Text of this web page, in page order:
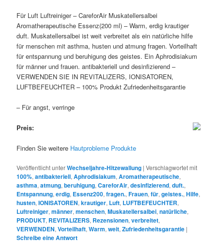
Für Luft Luftreiniger – CareforAir Muskatellersalbei
Aromatherapeutische Essenz(200 ml) – Warm, erdig krautiger
duft. Muskatellersalbei ist weit verbreitet als ein natürliche hilfe
für menschen mit asthma, husten und atmung fragen. Vorteilhaft
für entspannung und beruhigung des geistes. Ein Aphrodisiakum
für männer und frauen. antibakteriell und desinfizierend –
VERWENDEN SIE IN REVITALIZERS, IONISATOREN,
LUFTBEFEUCHTER – 100% Produkt Zufriedenheitsgarantie
– Für angst, verringe
Preis:
Finden Sie weitere Hautprobleme Produkte
Veröffentlicht unterWechseljahre-Hitzewallung |Verschlagwortet mit
100%,antibakteriell,Aphrodisiakum,Aromatherapeutische,
asthma,atmung,beruhigung,CareforAir,desinfizierend,duft.,
Entspannung,erdig, Essenz200,fragen.,Frauen,für,geistes.,Hilfe,
husten,IONISATOREN,krautiger, Luft, LUFTBEFEUCHTER,
Luftreiniger,männer,menschen,Muskatellersalbei,natürliche,
PRODUKT, REVITALIZERS, Rezensionen,verbreitet,
VERWENDEN,Vorteilhaft,Warm,weit,Zufriedenheitsgarantie |
Schreibe eine Antwort